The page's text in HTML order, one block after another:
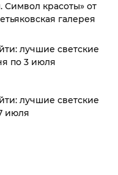
Символ красоты» от
галерея
лучшие светские
по 3 июля
лучшие светские
июля